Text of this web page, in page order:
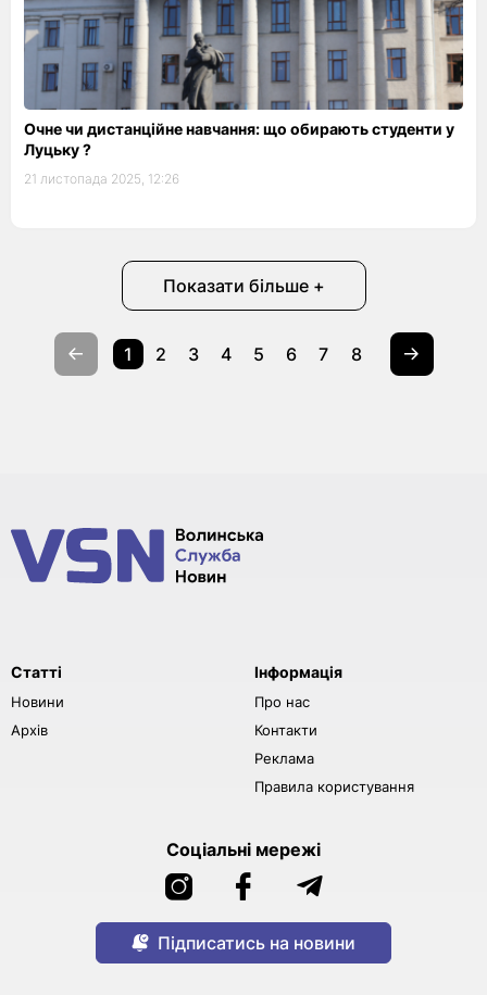
Очне чи дистанційне навчання: що обирають студенти у
Луцьку ?
21 листопада 2025, 12:26
Показати більше +
1 2 3 4 5 6 7 8
Статті
Новини
Архів
Інформація
Про нас
Контакти
Реклама
Правила користування
Соціальні мережі
Підписатись на новини